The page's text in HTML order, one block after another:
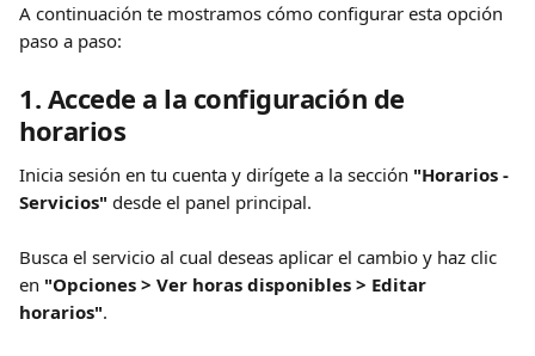
A continuación te mostramos cómo configurar esta opción
paso a paso:
1. Accede a la configuración de
horarios
Inicia sesión en tu cuenta y dirígete a la sección "Horarios -
Servicios" desde el panel principal.
Busca el servicio al cual deseas aplicar el cambio y haz clic
en "Opciones > Ver horas disponibles > Editar
horarios".